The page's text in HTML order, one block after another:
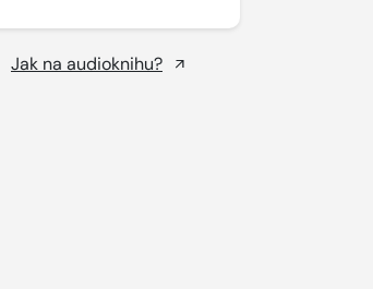
Jak na audioknihu?